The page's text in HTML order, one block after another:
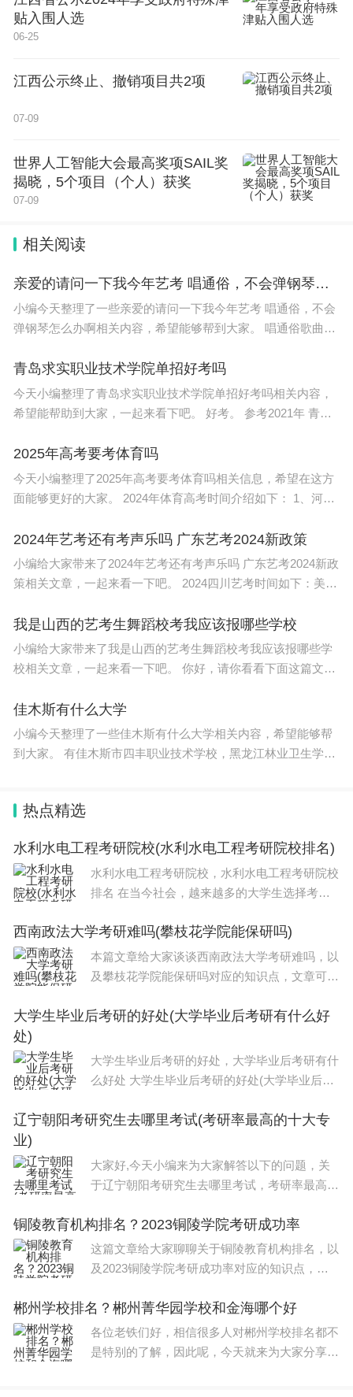
意一读再读的？
我很喜欢季羡林的散文，他的《留德十年》我看
了好几遍。改革开放后我作为首批访问学者赴英留
学，这段经历对我的影响太大了，是我人生的转折
记得读到季老二战时期被迫滞留在纳粹德国，在
文”的情景，感动得几乎泪目。他的文章并不华丽，
的扉页上写下“这是一本读了还想再读的好书”的感
言。
Q: 除此以外，近几年您还读了什么书？
我入住养老社区6年了。这几年我读的“杂书”比
以前多得多了。不过年纪大了，读书效率不高。想读
的太多，心有余而力不足。
我常翻阅陈引驰编的《你应该熟读的中国古诗》
《你应该熟读的中国古词》《你应该熟读的中国古
文》这三本书，中国有那么多古诗词，要怎么读？他
的。
这几年，我读了不少关于我们复旦的书，吴中杰
的《海上学人》和《复旦往事》，张国伟（读史老
张）签名赠我的《相辉》《卿云》和《复旦记》。对
我在“旦苑晨钟”上写了篇回忆杨福家校长的文
章，复旦大学出版社《杨福家传》的责任编辑梁老师
联系上我，说“看到您的这篇文章潸然泪下”。接着她
设法为我寄来了“复旦校长传记系列”丛书，含马相
伯、李登辉、陈望道、颜福庆、苏步青、谢希德六大
本，令我喜出望外。复旦真是永远读不完的鸿篇巨
制！
“我们的文章是科学人真情实感的记录”
Q:退休后，您创办公众号“旦苑晨钟”，不仅自己
写，还邀请了十几位院士供稿，当时是怎么想到做这
江明创办的“旦苑晨钟”公众号
句，先说说它的来由。
退休来到养老社区后，我带头办起了“梧桐文化
沙龙”，聘请名家演讲和演出。有一次，沪上知名媒
体人乔争月讲上海近代建筑，讲到上海开埠后一位地
产大亨英国人雷士德先生的故事。他是顶级富豪，但
贴入围人选
06-25
江西公示终止、撤销项目共2项
07-09
世界人工智能大会最高奖项SAIL奖
揭晓，5个项目（个人）获奖
07-09
相关阅读
亲爱的请问一下我今年艺考 唱通俗，不会弹钢琴怎么办啊
小编今天整理了一些亲爱的请问一下我今年艺考 唱通俗，不会
弹钢琴怎么办啊相关内容，希望能够帮到大家。 唱通俗歌曲不
1、初试：《基础乐
青岛求实职业技术学院单招好考吗
今天小编整理了青岛求实职业技术学院单招好考吗相关内容，
希望能帮助到大家，一起来看下吧。 好考。 参考2021年 青岛
取分数线是93分，单招
2025年高考要考体育吗
今天小编整理了2025年高考要考体育吗相关信息，希望在这方
面能够更好的大家。 2024年体育高考时间介绍如下： 1、河南
约定时间参加考试
2024年艺考还有考声乐吗 广东艺考2024新政策
小编给大家带来了2024年艺考还有考声乐吗 广东艺考2024新政
策相关文章，一起来看一下吧。 2024四川艺考时间如下：美术
个周日。音乐类：2023年
我是山西的艺考生舞蹈校考我应该报哪些学校
小编给大家带来了我是山西的艺考生舞蹈校考我应该报哪些学
校相关文章，一起来看一下吧。 你好，请你看看下面这篇文章
题》 原创： 艺
佳木斯有什么大学
小编今天整理了一些佳木斯有什么大学相关内容，希望能够帮
到大家。 有佳木斯市四丰职业技术学校，黑龙江林业卫生学校
热点精选
水利水电工程考研院校(水利水电工程考研院校排名)
水利水电工程考研院校，水利水电工程考研院校
排名 在当今社会，越来越多的大学生选择考
面对众多的考研院校，如何选择一所适合自己的
学校成为了考生们最为关注的问题。考研院
西南政法大学考研难吗(攀枝花学院能保研吗)
本篇文章给大家谈谈西南政法大学考研难吗，以
及攀枝花学院能保研吗对应的知识点，文章可能
知识，最重要的是希望对各位有所帮助，可以解
大学生毕业后考研的好处(大学毕业后考研有什么好
处)
大学生毕业后考研的好处，大学毕业后考研有什
么好处 大学生毕业后考研的好处(大学毕业后考
辽宁朝阳考研究生去哪里考试(考研率最高的十大专
业)
大家好,今天小编来为大家解答以下的问题，关
于辽宁朝阳考研究生去哪里考试，考研率最高的
来看看吧！本文目录自学考研最好的十大专业无
忧考研怎么样读研十大最好专业考研率
铜陵教育机构排名？2023铜陵学院考研成功率
这篇文章给大家聊聊关于铜陵教育机构排名，以
及2023铜陵学院考研成功率对应的知识点，希
目录铜陵学院土木工程考研情况2023铜陵学院
考研成功率铜陵学院会计学专业学生为什
郴州学校排名？郴州菁华园学校和金海哪个好
各位老铁们好，相信很多人对郴州学校排名都不
是特别的了解，因此呢，今天就来为大家分享下